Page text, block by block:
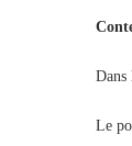
Dans
Le